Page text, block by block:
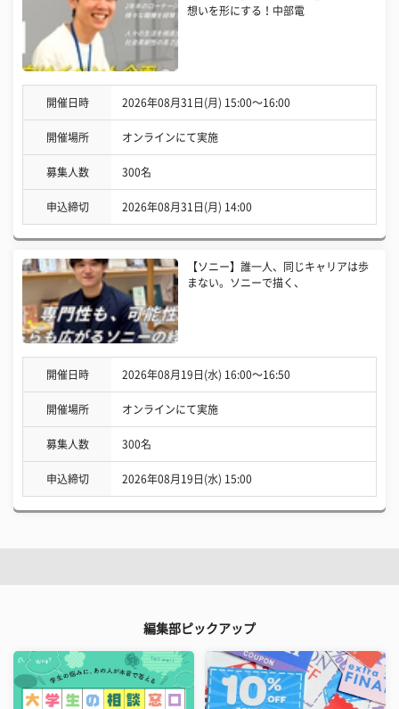
想いを形にする！中部電
開催日時 2026年08月31日(月) 15:00〜16:00
開催場所 オンラインにて実施
募集人数 300名
申込締切 2026年08月31日(月) 14:00
【ソニー】誰一人、同じキャリアは歩
まない。ソニーで描く、
開催日時 2026年08月19日(水) 16:00〜16:50
開催場所 オンラインにて実施
募集人数 300名
申込締切 2026年08月19日(水) 15:00
編集部ピックアップ